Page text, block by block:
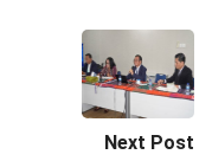
Next Post